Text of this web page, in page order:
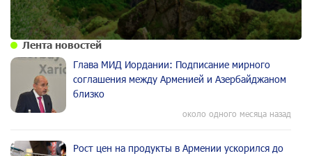
Лента новостей
Глава МИД Иордании: Подписание мирного
соглашения между Арменией и Азербайджаном
близко
около одного месяца назад
Рост цен на продукты в Армении ускорился до